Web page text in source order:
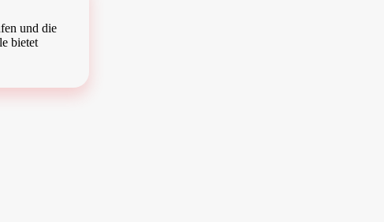
und die
bietet